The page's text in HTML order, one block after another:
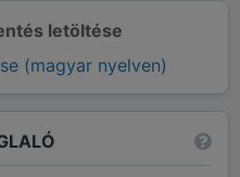
letöltése
(magyar nyelven)